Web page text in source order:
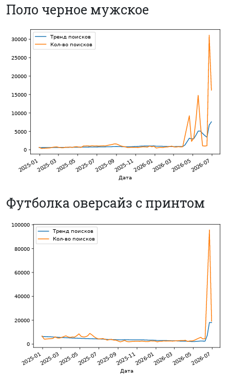
Поло черное мужское
Футболка оверсайз с принтом